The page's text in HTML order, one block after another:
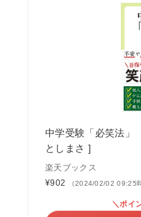
中学受験「必笑法」
としまさ ]
楽天ブックス
¥902
（2024/02/02 09:25
＼ポイ